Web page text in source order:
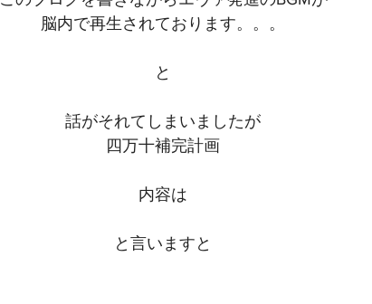
脳内で再生されております。。。
と
話がそれてしまいましたが
四万十補完計画
内容は
と言いますと